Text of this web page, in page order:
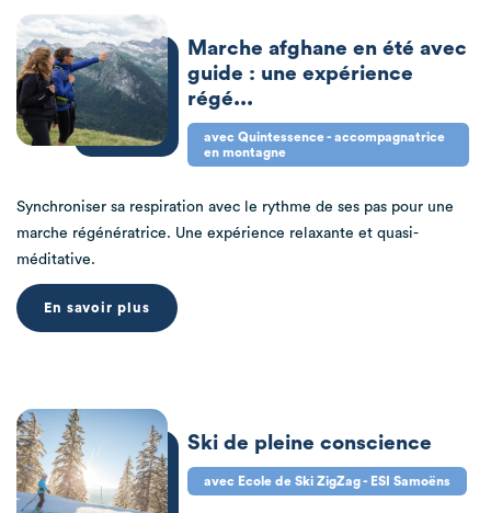
Marche afghane en été avec
guide : une expérience
régé...
avec Quintessence - accompagnatrice
en montagne
Synchroniser sa respiration avec le rythme de ses pas pour une
marche régénératrice. Une expérience relaxante et quasi-
méditative.
En savoir plus
Ski de pleine conscience
avec Ecole de Ski ZigZag - ESI Samoëns